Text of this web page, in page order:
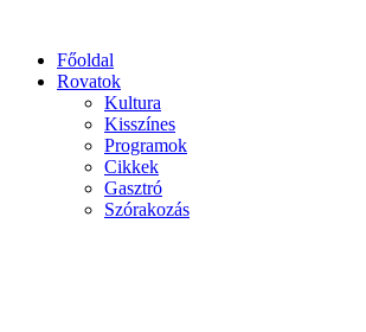
Főoldal
Rovatok
Kultura
Kisszínes
Programok
Cikkek
Gasztró
Szórakozás